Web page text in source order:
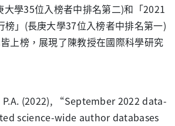
學35位入榜者中排名第二)和「2021
榜」(長庚大學37位入榜者中排名第一)
上榜，展現了陳教授在國際科學研究
(2022), “September 2022 data-
science-wide author databases